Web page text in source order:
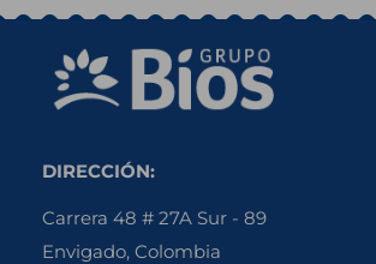
DIRECCIÓN:
Carrera 48 # 27A Sur - 89
Envigado, Colombia